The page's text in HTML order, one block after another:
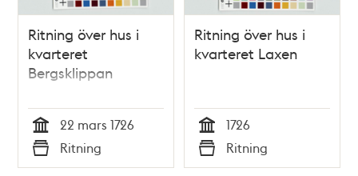
Ritning över hus i
kvarteret
Bergsklippan
Tid
22 mars 1726
Typ
Ritning
Ritning över hus i
kvarteret Laxen
Tid
1726
Typ
Ritning